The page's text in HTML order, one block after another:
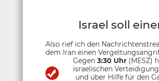
Israel soll
Also rief ich den
dem Iran einen
Gegen 3:30 Uhr(MESZ)
israelischen
und über Hilfe für den